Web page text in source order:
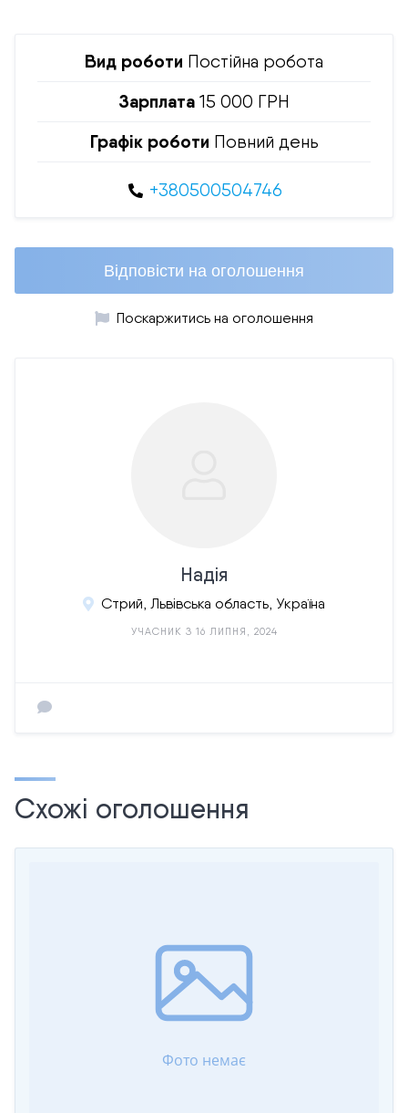
Вид роботи Постійна робота
Зарплата 15 000 ГРН
Графік роботи Повний день
+380500504746
Відповісти на оголошення
Поскаржитись на оголошення
Надія
Стрий, Львівська область, Україна
УЧАСНИК З 16 ЛИПНЯ, 2024
Схожі оголошення